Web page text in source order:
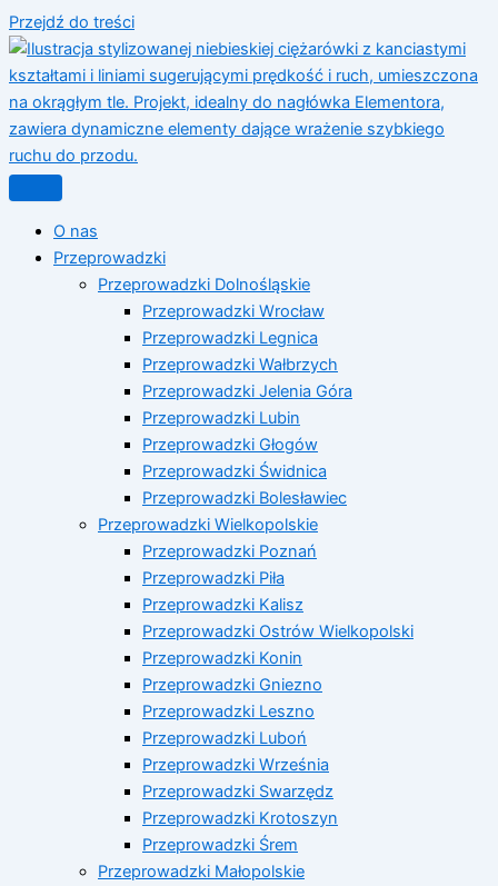
Przejdź do treści
O nas
Przeprowadzki
Przeprowadzki Dolnośląskie
Przeprowadzki Wrocław
Przeprowadzki Legnica
Przeprowadzki Wałbrzych
Przeprowadzki Jelenia Góra
Przeprowadzki Lubin
Przeprowadzki Głogów
Przeprowadzki Świdnica
Przeprowadzki Bolesławiec
Przeprowadzki Wielkopolskie
Przeprowadzki Poznań
Przeprowadzki Piła
Przeprowadzki Kalisz
Przeprowadzki Ostrów Wielkopolski
Przeprowadzki Konin
Przeprowadzki Gniezno
Przeprowadzki Leszno
Przeprowadzki Luboń
Przeprowadzki Września
Przeprowadzki Swarzędz
Przeprowadzki Krotoszyn
Przeprowadzki Śrem
Przeprowadzki Małopolskie